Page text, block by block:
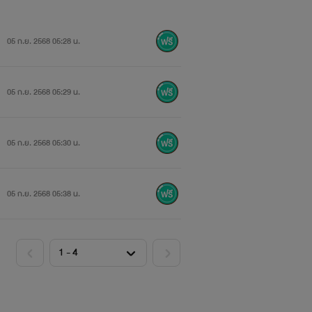
05 ก.ย. 2568 05:28 น.
05 ก.ย. 2568 05:29 น.
05 ก.ย. 2568 05:30 น.
05 ก.ย. 2568 05:38 น.